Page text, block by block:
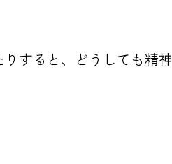
すると、どうしても精神